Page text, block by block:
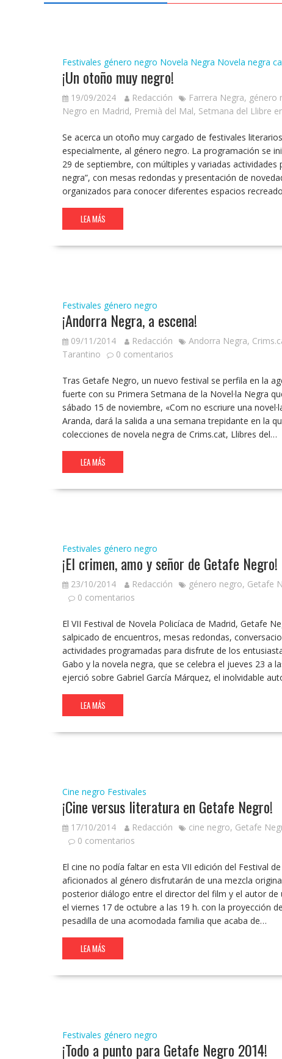
Festivales género negro Novela Negra Novela negra
¡Un otoño muy negro!
19/09/2024 Redacción Farrera Negra, género
Negro en Madrid, Premià del Mal, Setmana del Llibre
Se acerca un otoño muy cargado de festivales
especialmente, al género negro. La programación se
29 de septiembre, con múltiples y variadas
negra”, con mesas redondas y presentación de
organizados para conocer diferentes espacios
LEA MÁS
Festivales género negro
¡Andorra Negra, a escena!
09/11/2014 Redacción Andorra Negra,
Tarantino
0 comentarios
Tras Getafe Negro, un nuevo festival se perfila en la
fuerte con su Primera Setmana de la Novel·la Negra
sábado 15 de noviembre, «Com no escriure una
Aranda, dará la salida a una semana trepidante en la
colecciones de novela negra de Crims.cat, Llibres del…
LEA MÁS
Festivales género negro
¡El crimen, amo y señor de Getafe Negro!
23/10/2014 Redacción género negro, Getafe
0 comentarios
El VII Festival de Novela Policíaca de Madrid, Getafe
salpicado de encuentros, mesas redondas,
actividades programadas para disfrute de los
Gabo y la novela negra, que se celebra el jueves 23 a
ejerció sobre Gabriel García Márquez, el inolvidable
LEA MÁS
Cine negro Festivales
¡Cine versus literatura en Getafe Negro!
17/10/2014 Redacción cine negro, Getafe
0 comentarios
El cine no podía faltar en esta VII edición del Festival
aficionados al género disfrutarán de una mezcla
posterior diálogo entre el director del film y el autor
el viernes 17 de octubre a las 19 h. con la proyección
pesadilla de una acomodada familia que acaba de…
LEA MÁS
Festivales género negro
¡Todo a punto para Getafe Negro 2014!